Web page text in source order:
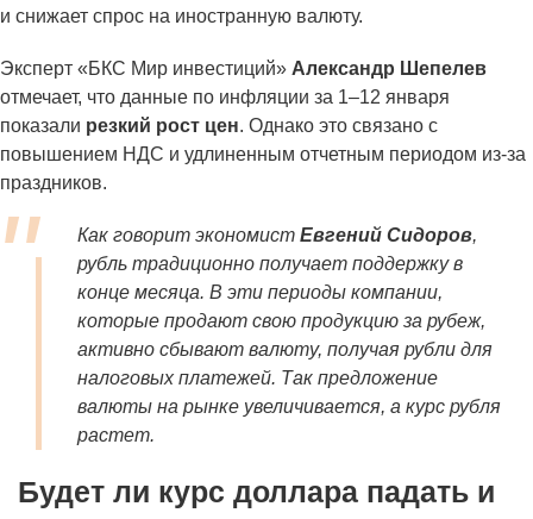
и снижает спрос на иностранную валюту.
Эксперт «БКС Мир инвестиций» Александр Шепелев
отмечает, что данные по инфляции за 1–12 января
показали резкий рост цен. Однако это связано с
повышением НДС и удлиненным отчетным периодом из-за
праздников.
Как говорит экономист Евгений Сидоров,
рубль традиционно получает поддержку в
конце месяца. В эти периоды компании,
которые продают свою продукцию за рубеж,
активно сбывают валюту, получая рубли для
налоговых платежей. Так предложение
валюты на рынке увеличивается, а курс рубля
растет.
Будет ли курс доллара падать и